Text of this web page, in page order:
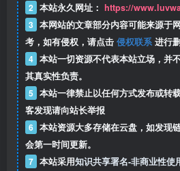
2 本站永久网址： https://
3 本网站的文章部分内容可能来源于
考，如有侵权，请点击 侵权联系 进行
4 本站一切资源不代表本站立场，并
其真实性负责。
5 本站一律禁止以任何方式发布或转
客发现请向站长举报
6 本站资源大多存储在云盘，如发现
会第一时间更新。
7 本站采用知识共享署名-非商业性使